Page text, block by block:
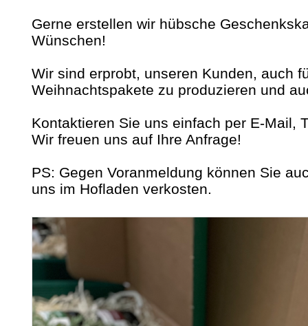
Gerne erstellen wir hübsche
Wünschen!
Wir sind erprobt, unseren Kunden, auch
Weihnachtspakete zu produzieren und
Kontaktieren Sie uns einfach per E-Mail,
Wir freuen uns auf Ihre Anfrage!
PS: Gegen Voranmeldung können Sie
uns im Hofladen verkosten.